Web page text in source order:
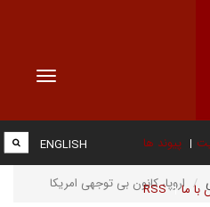
Toggle
پیوند ها
با ما RSS
ENGLISH
اروپا، کانون بی توجهی امریکا